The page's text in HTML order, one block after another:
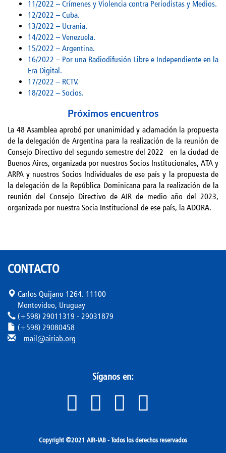
11/2022 – Crímenes y Violencia contra Periodistas y Medios.
12/2022 – Cuba.
13/2022 – Ucrania.
14/2022 – Venezuela.
15/2022 – Argentina.
16/2022 – Por una Radiodifusión Libre e Independiente en la
Era Digital.
17/2022 – RCTV.
18/2022 – Socios.
Próximos encuentros
La 48 Asamblea aprobó por unanimidad y aclamación la propuesta
de la delegación de Argentina para la realización de la reunión de
Consejo Directivo del segundo semestre del 2022 en la ciudad de
Buenos Aires, organizada por nuestros Socios Institucionales, ATA y
ARPA y nuestros Socios Individuales de ese país y la propuesta de
la delegación de la República Dominicana para la realización de la
reunión del Consejo Directivo de AIR de medio año del 2023,
organizada por nuestra Socia Institucional de ese país, la ADORA.
CONTACTO
Carlos Quijano 1264. 11100
Montevideo, Uruguay
(+598) 29011319 - 29031879
(+598) 29080458
mail@airiab.org
Síganos en:
Copyright ©2021 AIR-IAB - Todos los derechos reservados